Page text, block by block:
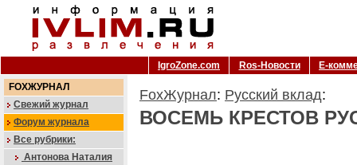
IgroZone.com Ros-Новости
Е-
FOXЖУРНАЛ
Свежий журнал
Форум журнала
Все рубрики:
Антонова Наталия
FoxЖурнал: Русский вклад:
ВОСЕМЬ КРЕСТОВ